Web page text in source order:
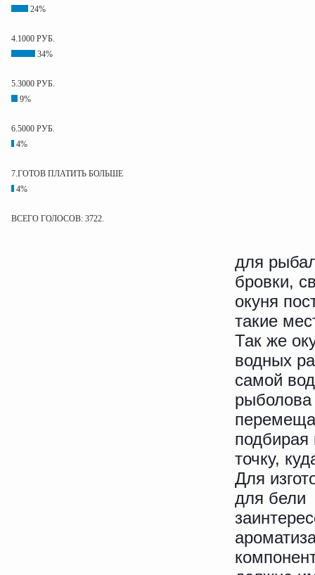
24%
4.1000 РУБ.
34%
5.3000 РУБ.
9%
6.5000 РУБ.
4%
7.ГОТОВ ПЛАТИТЬ БОЛЬШЕ
4%
ВСЕГО ГОЛОСОВ: 3722.
для
бровки,
окуня
такие
Так же
водных
самой
рыболова
подбирая
точку,
Для
для бели